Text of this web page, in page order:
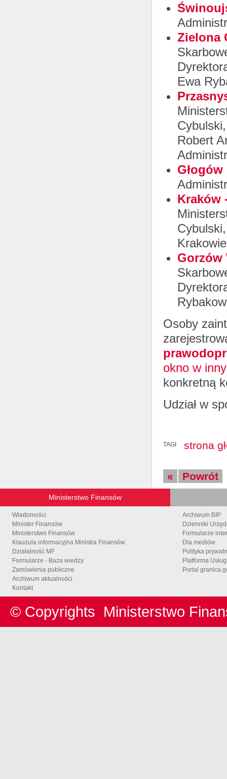
Zielona
Ewa
Robert
Kraków
Gorzów
Osoby
okno w
konkretną
Udział w
TAGI strona
« Powrót
Ministerstwo Finansów
Wiadomości
Minister Finansów
Ministerstwo Finansów
Klauzula informacyjna Ministra Finansów
Działalność MF
Formularze - Baza wiedzy
Zamówienia publiczne
Archiwum aktualności
Kontakt
Archiwum BIP
Dzienniki
Formularze
Dla mediów
Polityka
Platforma
Portal
© Copyrights Ministerstwo